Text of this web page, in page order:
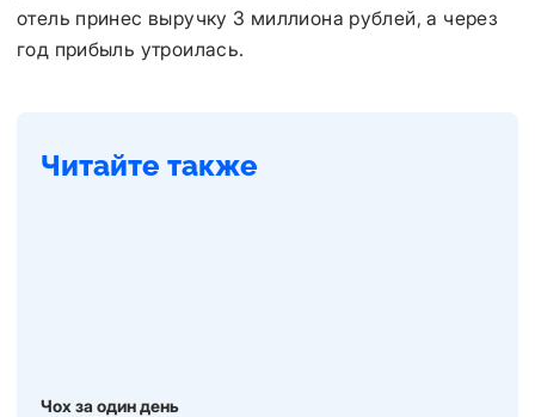
отель принес выручку 3 миллиона рублей, а через
год прибыль утроилась.
Читайте также
Чох за один день